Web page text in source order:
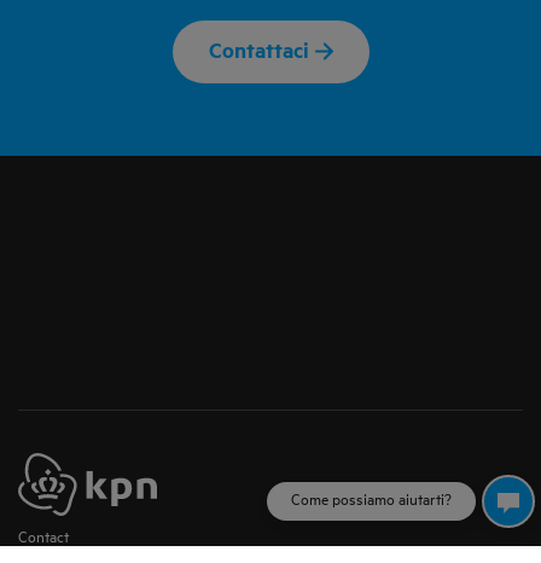
Contattaci
Contact
Come possiamo aiutarti?